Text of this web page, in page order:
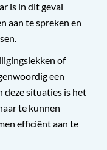
is in dit geval
aan te spreken en
of
een
deze situaties is het
te kunnen
efficiënt aan te